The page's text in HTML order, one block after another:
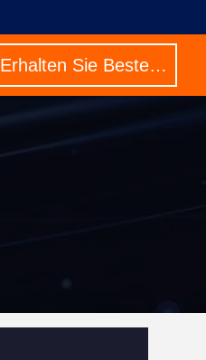
Erhalten Sie Besten Preis